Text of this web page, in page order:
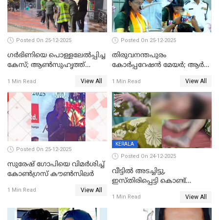
Posted On 25-12-2025
ഗര്‍ഭിണിയെ പൊള്ളലേല്‍പ്പിച്ച
കേസ്; ആണ്‍സുഹൃത്ത്
1 Min Read View All
Posted On 25-12-2025
തിരുവനന്തപുരം
കോര്‍പ്പറേഷന്‍ മേയർ; ആര്‍
1 Min Read View All
Posted On 25-12-2025
സുരേഷ് ഗോപിയെ വിമര്‍ശിച്ച്
കോണ്‍ഗ്രസ് കൗണ്‍സിലര്‍
1 Min Read View All
KERALA
Posted On 24-12-2025
വീട്ടിൽ അടച്ചിട്ടു,
ഇസ്തിരിപ്പെട്ടി കൊണ്ട്
ഗർഭിണിയായ യുവതിക്ക് ക്രൂര
1 Min Read View All